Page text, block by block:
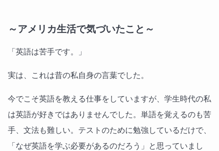
～アメリカ生活で気づいたこと～
「英語は苦手です。」
実は、これは昔の私自身の言葉でした。
今でこそ英語を教える仕事をしていますが、学生時代の私
は英語が好きではありませんでした。単語を覚えるのも苦
手、文法も難しい。テストのために勉強しているだけで、
「なぜ英語を学ぶ必要があるのだろう」と思っていまし